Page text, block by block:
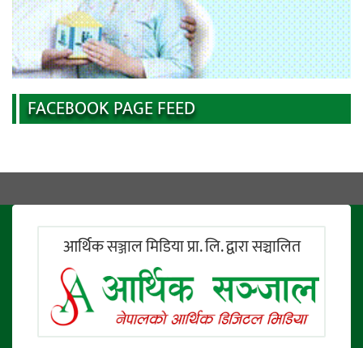
FACEBOOK PAGE FEED
आर्थिक सञ्जाल मिडिया प्रा. लि. द्वारा सञ्चालित